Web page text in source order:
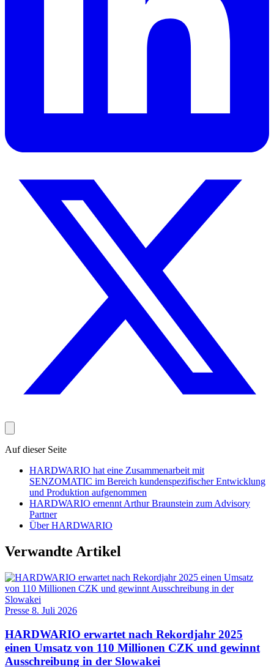
Auf dieser Seite
HARDWARIO hat eine Zusammenarbeit mit
SENZOMATIC im Bereich kundenspezifischer Entwicklung
und Produktion aufgenommen
HARDWARIO ernennt Arthur Braunstein zum Advisory
Partner
Über HARDWARIO
Verwandte Artikel
Presse 8. Juli 2026
HARDWARIO erwartet nach Rekordjahr 2025
einen Umsatz von 110 Millionen CZK und gewinnt
Ausschreibung in der Slowakei